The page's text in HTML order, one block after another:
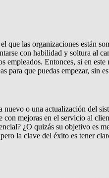
las organizaciones están
con habilidad y soltura al
Entonces, si en
para que puedas empezar, sin
o una actualización del
mejoras en el servicio al
¿O quizás su objetivo es
la clave del éxito es tener